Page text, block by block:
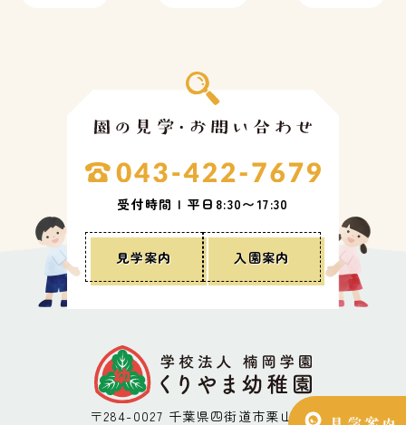
受付時間 | 平日8:30〜17:30
見学案内 入園案内
〒284-0027 千葉県四街道市栗山296